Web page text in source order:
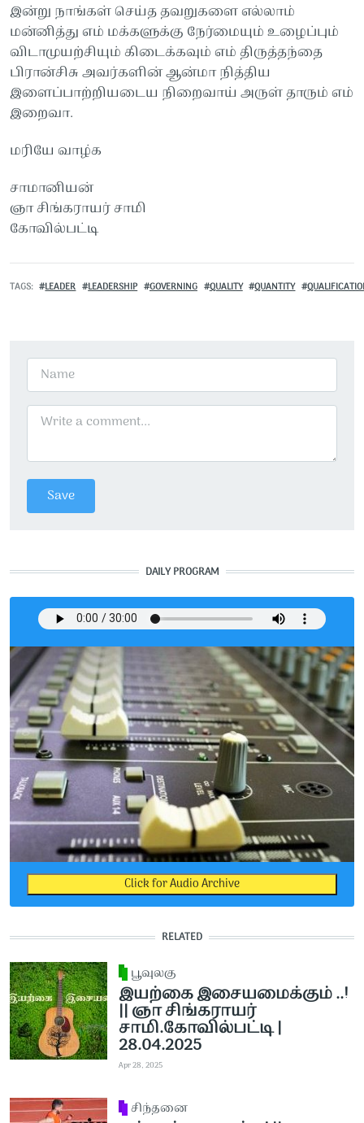
இன்று நாங்கள் செய்த தவறுகளை எல்லாம்
மன்னித்து எம் மக்களுக்கு நேர்மையும் உழைப்பும்
விடாமுயற்சியும் கிடைக்கவும் எம் திருத்தந்தை
பிரான்சிசு அவர்களின் ஆன்மா நித்திய
இளைப்பாற்றியடைய நிறைவாய் அருள் தாரும் எம்
இறைவா.
மரியே வாழ்க
சாமானியன்
ஞா சிங்கராயர் சாமி
கோவில்பட்டி
TAGS LEADER LEADERSHIP GOVERNING QUALITY QUANTITY
DAILY PROGRAM
Click for Audio Archive
RELATED
பூவுலகு
இயற்கை இசையமைக்கும் ..!
|| ஞா சிங்கராயர்
சாமி.கோவில்பட்டி |
28.04.2025
Apr 28, 2025
சிந்தனை